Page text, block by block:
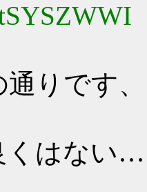
通りです
くはない…